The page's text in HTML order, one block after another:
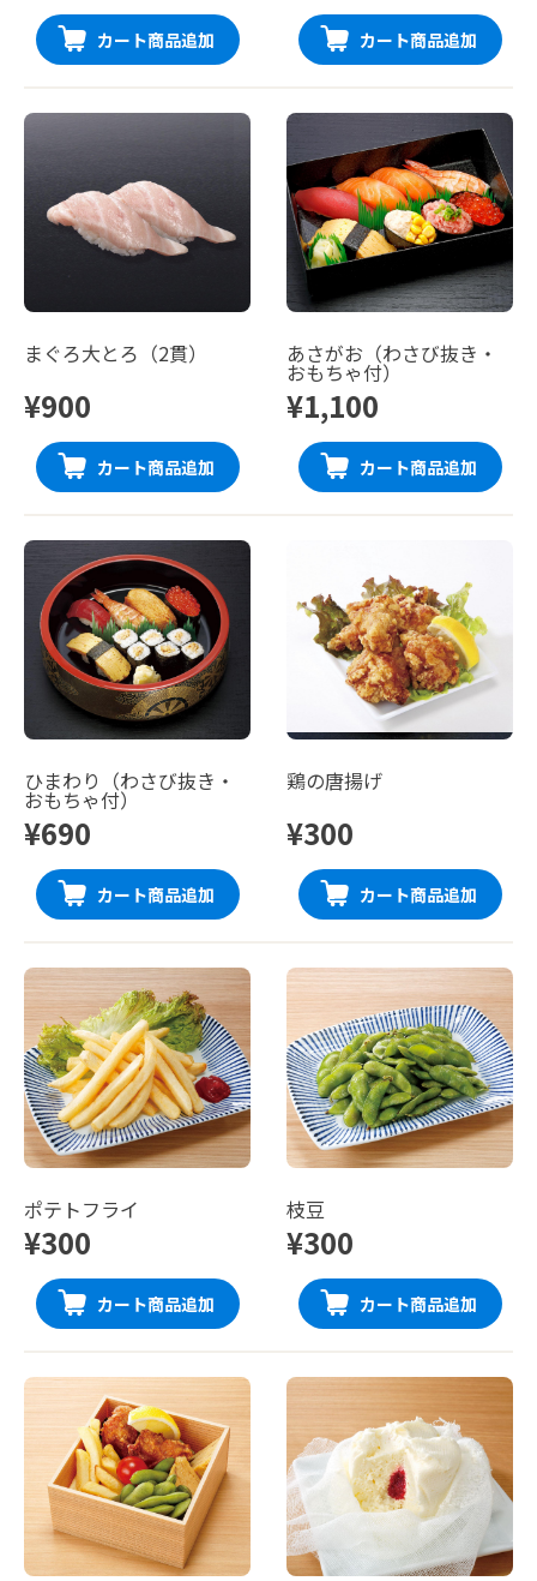
カート商品追加 カート商品追加
まぐろ大とろ（2貫）
¥900
カート商品追加
あさがお（わさび抜き・
おもちゃ付）
¥1,100
カート商品追加
ひまわり（わさび抜き・
おもちゃ付）
¥690
カート商品追加
鶏の唐揚げ
¥300
カート商品追加
ポテトフライ
¥300
カート商品追加
枝豆
¥300
カート商品追加